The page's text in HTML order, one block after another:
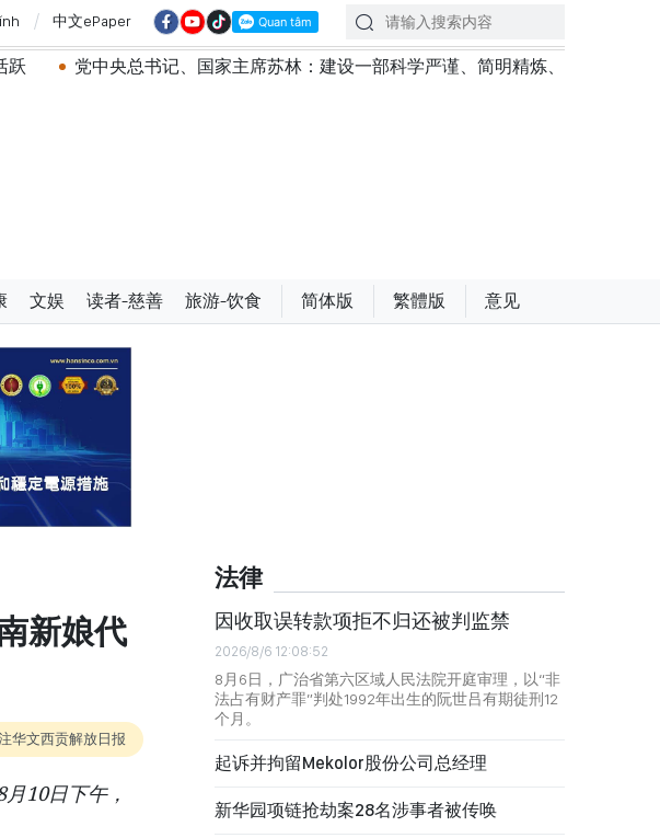
中文ePaper
央总书记、国家主席苏林：建设一部科学严谨、简明精炼、便于执行且具有长远生
文娱 读者-慈善 旅游-饮食 简体版 繁體版 意见
新娘代
华文西贡解放日报
10日下午，
法律
因收取误转款项拒不归还被判监禁
2026/8/6 12:08:52
8月6日，广治省第六区域人民法院开庭审理，以“非
法占有财产罪”判处1992年出生的阮世吕有期徒刑12
个月。
起诉并拘留Mekolor股份公司总经理
新华园项链抢劫案28名涉事者被传唤